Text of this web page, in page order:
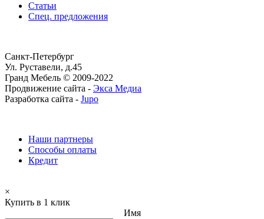
Статьи
Спец. предложения
Санкт-Петербург
Ул. Руставели, д.45
Гранд Мебель © 2009-2022
Продвижение сайта - Экса Медиа
Разработка сайта - Jupo
Наши партнеры
Способы оплаты
Кредит
×
Купить в 1 клик
Имя